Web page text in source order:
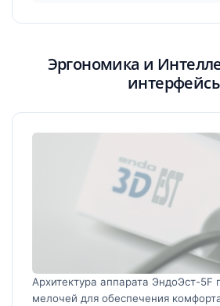
Эргономика и
Архитектура аппарата ЭндоЭст-5F
мелочей для обеспечения